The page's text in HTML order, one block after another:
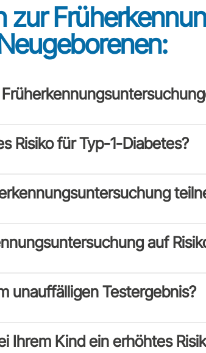
zur
Risiko für Typ-1-Diabetes?
auf
unauffälligen Testergebnis?
Ihrem Kind ein erhöhtes